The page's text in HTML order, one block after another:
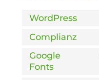
WordPress
Complianz
Google
Fonts